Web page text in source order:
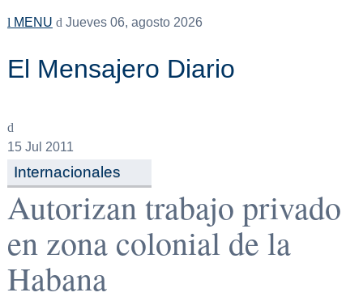
MENU Jueves 06, agosto 2026
El Mensajero Diario
15Jul 2011
Internacionales
Autorizan trabajo privado
en zona colonial de la
Habana